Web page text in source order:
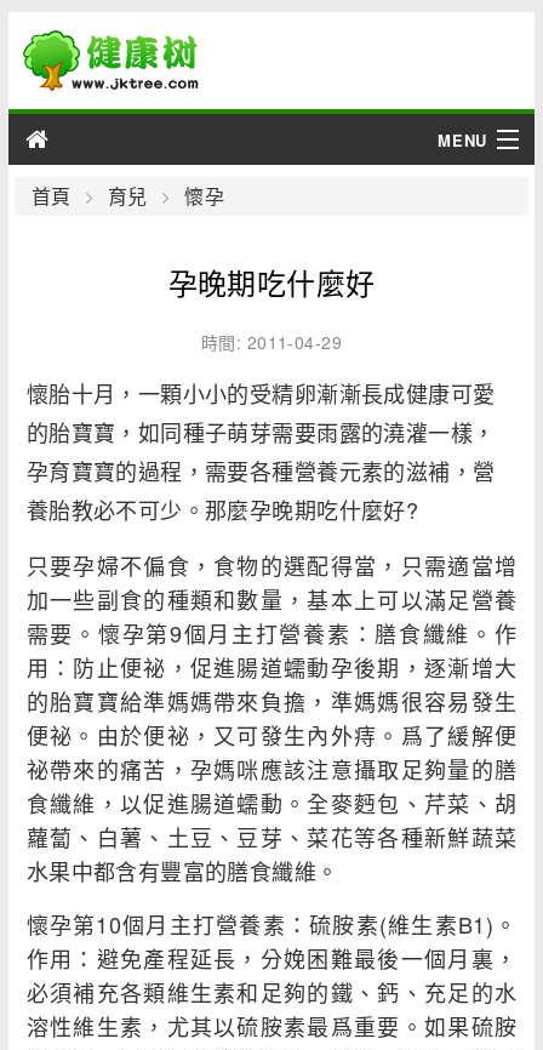
MENU
男性
綜合
疾病
首頁 育兒 懷孕
孕晚期吃什麼好
時間: 2011-04-29
懷胎十月，一顆小小的受精卵漸漸長成健康可愛
的胎寶寶，如同種子萌芽需要雨露的澆灌一樣，
孕育寶寶的過程，需要各種營養元素的滋補，營
養胎教必不可少。那麼孕晚期吃什麼好?
只要孕婦不偏食，食物的選配得當，只需適當增
加一些副食的種類和數量，基本上可以滿足營養
需要。懷孕第9個月主打營養素：膳食纖維。作
用：防止便祕，促進腸道蠕動孕後期，逐漸增大
的胎寶寶給準媽媽帶來負擔，準媽媽很容易發生
便祕。由於便祕，又可發生內外痔。爲了緩解便
祕帶來的痛苦，孕媽咪應該注意攝取足夠量的膳
食纖維，以促進腸道蠕動。全麥麪包、芹菜、胡
蘿蔔、白薯、土豆、豆芽、菜花等各種新鮮蔬菜
水果中都含有豐富的膳食纖維。
懷孕第10個月主打營養素：硫胺素(維生素B1)。
作用：避免產程延長，分娩困難最後一個月裏，
必須補充各類維生素和足夠的鐵、鈣、充足的水
溶性維生素，尤其以硫胺素最爲重要。如果硫胺